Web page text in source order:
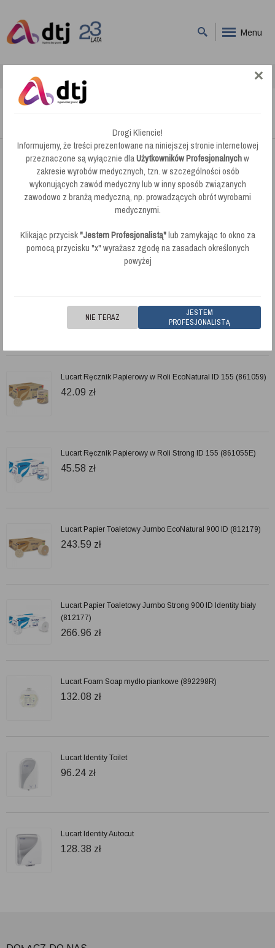
Menu
Szukaj
Promocje
1 277.97zł
Lucart Ręcznik Papierowy w Roli EcoNatural ID 155 (861059)
42.09 zł
Lucart Ręcznik Papierowy w Roli Strong ID 155 (861055E)
45.58 zł
Lucart Papier Toaletowy Jumbo EcoNatural 900 ID (812179)
243.59 zł
Lucart Papier Toaletowy Jumbo Strong 900 ID Identity biały
(812177)
266.96 zł
Lucart Foam Soap mydło piankowe (892298R)
132.08 zł
Lucart Identity Toilet
96.24 zł
Lucart Identity Autocut
128.38 zł
Drogi Kliencie!
Informujemy, że treści prezentowane na niniejszej stronie internetowej
przeznaczone są wyłącznie dlaUżytkowników Profesjonalnychw
zakresie wyrobów medycznych, tzn. w szczególności osób
wykonujących zawód medyczny lub w inny sposób związanych
zawodowo z branżą medyczną, np. prowadzących obrót wyrobami
medycznymi.
Klikając przycisk"Jestem Profesjonalistą"lub zamykając to okno za
pomocą przycisku "x" wyrażasz zgodę na zasadach określonych
powyżej
JESTEM
PROFESJONALISTĄ
NIE TERAZ